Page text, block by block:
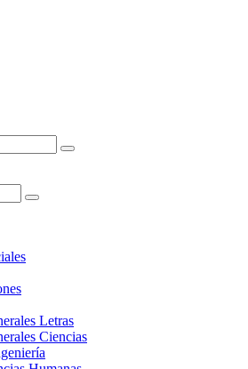
Letras
Ciencias